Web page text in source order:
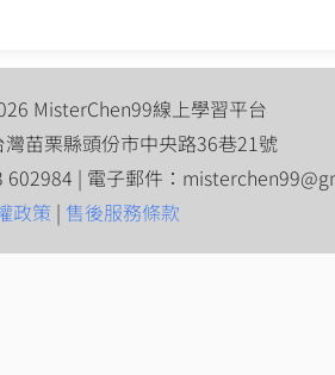
MisterChen99線上學習平台
苗栗縣頭份市中央路36巷21號
| 電子郵件：
政策 | 售後服務條款